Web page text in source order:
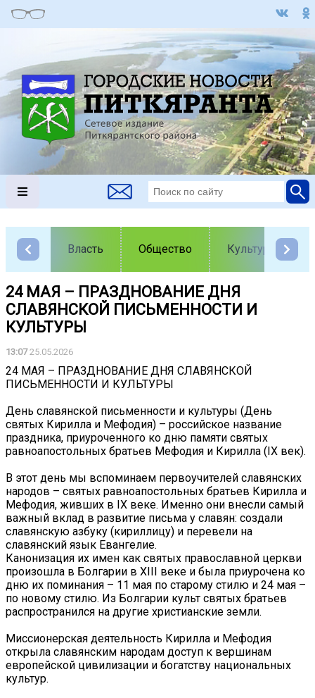
Власть Общество Культура
24 МАЯ – ПРАЗДНОВАНИЕ ДНЯ
СЛАВЯНСКОЙ ПИСЬМЕННОСТИ И
КУЛЬТУРЫ
13:0725.05.2026
24 МАЯ – ПРАЗДНОВАНИЕ ДНЯ СЛАВЯНСКОЙ
ПИСЬМЕННОСТИ И КУЛЬТУРЫ
День славянской письменности и культуры (День
святых Кирилла и Мефодия) – российское название
праздника, приуроченного ко дню памяти святых
равноапостольных братьев Мефодия и Кирилла (IX век).
В этот день мы вспоминаем первоучителей славянских
народов – святых равноапостольных братьев Кирилла и
Мефодия, живших в IX веке. Именно они внесли самый
важный вклад в развитие письма у славян: создали
славянскую азбуку (кириллицу) и перевели на
славянский язык Евангелие.
Канонизация их имен как святых православной церкви
произошла в Болгарии в XIII веке и была приурочена ко
дню их поминания – 11 мая по старому стилю и 24 мая –
по новому стилю. Из Болгарии культ святых братьев
распространился на другие христианские земли.
Миссионерская деятельность Кирилла и Мефодия
открыла славянским народам доступ к вершинам
европейской цивилизации и богатству национальных
культур.